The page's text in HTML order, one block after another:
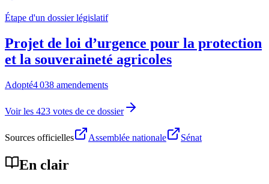
Étape d'un dossier législatif
Projet de loi d’urgence pour la protection
et la souveraineté agricoles
Adopté4 038 amendements
Voir les 423 votes de ce dossier
Sources officielles Assemblée nationale Sénat
En clair